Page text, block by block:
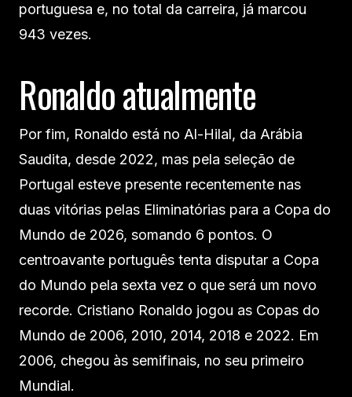
portuguesa e, no total da carreira, já marcou
943 vezes.
Ronaldo atualmente
Por fim, Ronaldo está no Al-Hilal, da Arábia
Saudita, desde 2022, mas pela seleção de
Portugal esteve presente recentemente nas
duas vitórias pelas Eliminatórias para a Copa do
Mundo de 2026, somando 6 pontos. O
centroavante português tenta disputar a Copa
do Mundo pela sexta vez o que será um novo
recorde. Cristiano Ronaldo jogou as Copas do
Mundo de 2006, 2010, 2014, 2018 e 2022. Em
2006, chegou às semifinais, no seu primeiro
Mundial.